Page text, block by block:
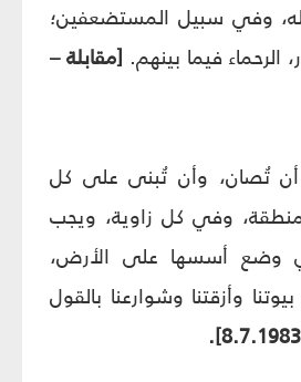
وفي سبيل المستضعفين؛
الرحماء فيما بينهم. [مقابلة –
أن تُصان، وأن تُبنى على كل
وفي كل زاوية، ويجب
وضع أسسها على الأرض،
وأزقتنا وشوارعنا بالقول